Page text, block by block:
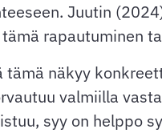
Juutin
rapautuminen
tämä näkyy
valmiilla
syy on helppo